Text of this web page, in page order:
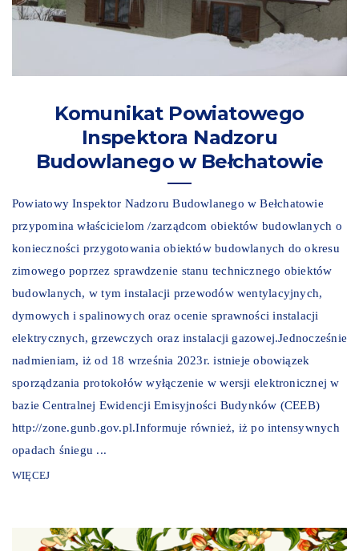
Komunikat Powiatowego
Inspektora Nadzoru
Budowlanego w Bełchatowie
Powiatowy Inspektor Nadzoru Budowlanego w Bełchatowie
przypomina właścicielom /zarządcom obiektów budowlanych o
konieczności przygotowania obiektów budowlanych do okresu
zimowego poprzez sprawdzenie stanu technicznego obiektów
budowlanych, w tym instalacji przewodów wentylacyjnych,
dymowych i spalinowych oraz ocenie sprawności instalacji
elektrycznych, grzewczych oraz instalacji gazowej.Jednocześnie
nadmieniam, iż od 18 września 2023r. istnieje obowiązek
sporządzania protokołów wyłączenie w wersji elektronicznej w
bazie Centralnej Ewidencji Emisyjności Budynków (CEEB)
http://zone.gunb.gov.pl.Informuje również, iż po intensywnych
opadach śniegu ...
WIĘCEJ